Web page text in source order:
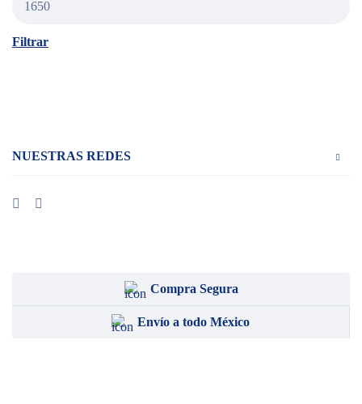
Filtrar
NUESTRAS REDES
Compra Segura
Envío a todo México